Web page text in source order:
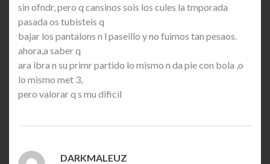
sin ofndr, pero q cansinos sois los cules la tmporada
pasada os tubisteis q
bajar los pantalons n l paseillo y no fuimos tan pesaos.
ahora,a saber q
ara ibra n su primr partido lo mismo n da pie con bola ,o
lo mismo met 3,
pero valorar q s mu dificil
DARKMALEUZ